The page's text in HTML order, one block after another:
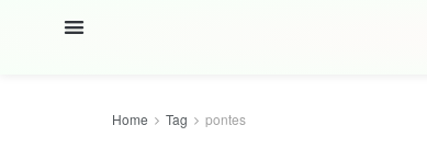
Home Tag pontes